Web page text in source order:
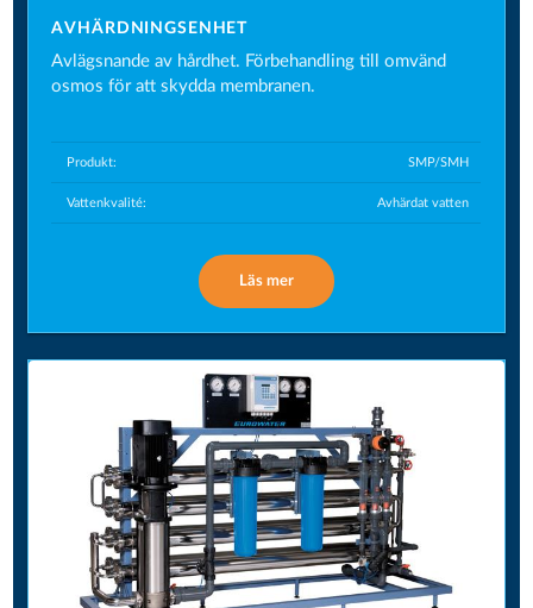
AVHÄRDNINGSENHET
Avlägsnande av hårdhet. Förbehandling till omvänd
osmos för att skydda membranen.
Produkt: SMP/SMH
Vattenkvalité: Avhärdat vatten
Läs mer